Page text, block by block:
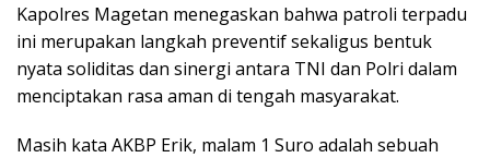
Kapolres Magetan menegaskan bahwa patroli terpadu
ini merupakan langkah preventif sekaligus bentuk
nyata soliditas dan sinergi antara TNI dan Polri dalam
menciptakan rasa aman di tengah masyarakat.
Masih kata AKBP Erik, malam 1 Suro adalah sebuah